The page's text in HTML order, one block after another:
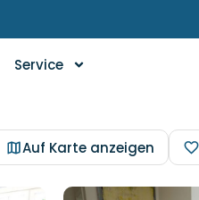
Service
Auf Karte anzeigen